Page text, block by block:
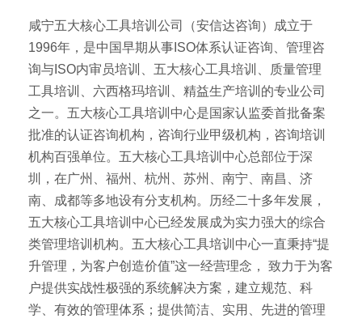
咸宁五大核心工具培训公司（安信达咨询）成立于
1996年，是中国早期从事ISO体系认证咨询、管理咨
询与ISO内审员培训、五大核心工具培训、质量管理
工具培训、六西格玛培训、精益生产培训的专业公司
之一。五大核心工具培训中心是国家认监委首批备案
批准的认证咨询机构，咨询行业甲级机构，咨询培训
机构百强单位。五大核心工具培训中心总部位于深
圳，在广州、福州、杭州、苏州、南宁、南昌、济
南、成都等多地设有分支机构。历经二十多年发展，
五大核心工具培训中心已经发展成为实力强大的综合
类管理培训机构。五大核心工具培训中心一直秉持“提
升管理，为客户创造价值”这一经营理念， 致力于为客
户提供实战性极强的系统解决方案，建立规范、科
学、有效的管理体系；提供简洁、实用、先进的管理